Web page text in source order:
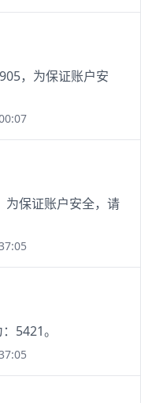
，为保证账户安
为保证账户安全，请
5421。